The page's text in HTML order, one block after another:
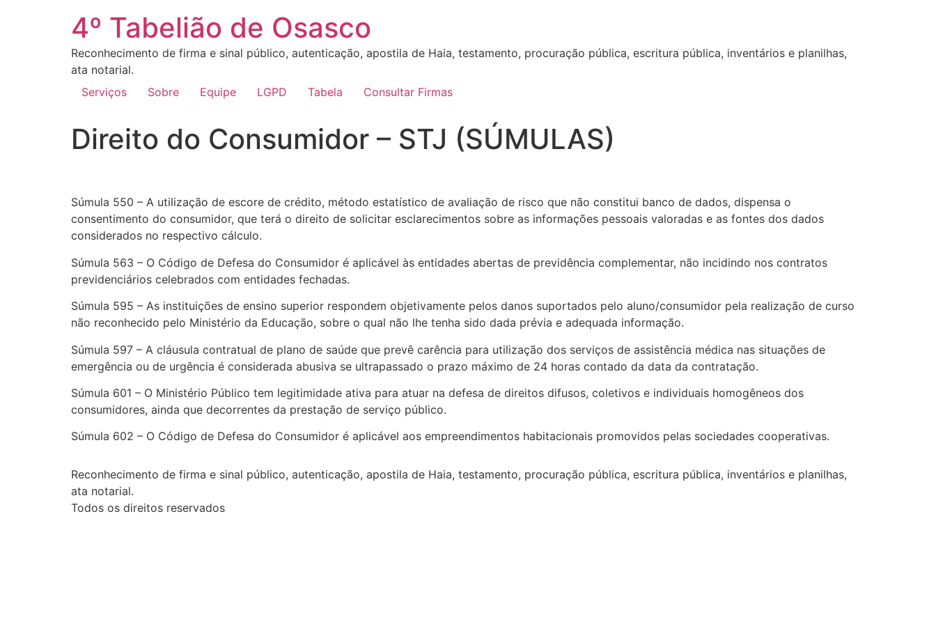
4º Tabelião de Osasco
Reconhecimento de firma e sinal público, autenticação, apostila de Haia, testamento, procuração pública, escritura pública, inventários e planilhas,
ata notarial.
Serviços
Sobre Equipe LGPD Tabela Consultar Firmas
Direito do Consumidor – STJ (SÚMULAS)
Súmula 550 – A utilização de escore de crédito, método estatístico de avaliação de risco que não constitui banco de dados, dispensa o
consentimento do consumidor, que terá o direito de solicitar esclarecimentos sobre as informações pessoais valoradas e as fontes dos dados
considerados no respectivo cálculo.
Súmula 563 – O Código de Defesa do Consumidor é aplicável às entidades abertas de previdência complementar, não incidindo nos contratos
previdenciários celebrados com entidades fechadas.
Súmula 595 – As instituições de ensino superior respondem objetivamente pelos danos suportados pelo aluno/consumidor pela realização de curso
não reconhecido pelo Ministério da Educação, sobre o qual não lhe tenha sido dada prévia e adequada informação.
Súmula 597 – A cláusula contratual de plano de saúde que prevê carência para utilização dos serviços de assistência médica nas situações de
emergência ou de urgência é considerada abusiva se ultrapassado o prazo máximo de 24 horas contado da data da contratação.
Súmula 601 – O Ministério Público tem legitimidade ativa para atuar na defesa de direitos difusos, coletivos e individuais homogêneos dos
consumidores, ainda que decorrentes da prestação de serviço público.
Súmula 602 – O Código de Defesa do Consumidor é aplicável aos empreendimentos habitacionais promovidos pelas sociedades cooperativas.
Reconhecimento de firma e sinal público, autenticação, apostila de Haia, testamento, procuração pública, escritura pública, inventários e planilhas,
ata notarial.
Todos os direitos reservados